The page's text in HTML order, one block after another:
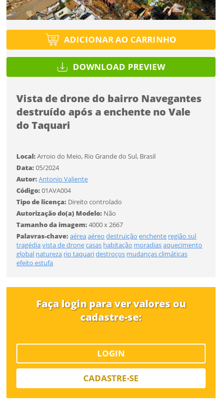
ADICIONAR AO CARRINHO
DOWNLOAD PREVIEW
Vista de drone do bairro Navegantes
destruído após a enchente no Vale
do Taquari
Local:Arroio do Meio, Rio Grande do Sul, Brasil
Data:05/2024
Autor:Antonio Valiente
Código:01AVA004
Tipo de licença: Direito controlado
Autorização do(a) Modelo: Não
Tamanho da imagem:4000 x 2667
Palavras-chave:aéreaaéreo destruição enchente região sul
tragédiavista de dronecasas habitação moradiasaquecimento
global natureza rio taquaridestroços mudanças climáticas
efeito estufa
Faça login para ver valores ou
cadastre-se:
LOGIN
CADASTRE-SE
Utilização
Formato
Tipo de projeto
Selecione
Utilização
Formato
Tamanho
FINALIZAR
ENTRAR
Você ainda não tem conta?
CADASTRE-SE
SALVAR
Desejo receber novidades sobre a Pulsar Imagens
Li e concordo com os
Já tem uma conta?
ENTRAR
Tipo de download
Limite de download
Utilização
Tamanho